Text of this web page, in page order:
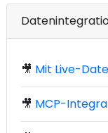
🎥 Mit Live-
🎥 MCP-